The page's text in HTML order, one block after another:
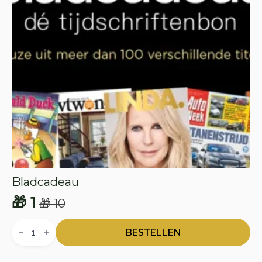
Bladcadeau
🎁10
Oorspronkelijke
prijs
🎁 1
Huidige
prijs
Bladcadeau
aantal
BESTELLEN